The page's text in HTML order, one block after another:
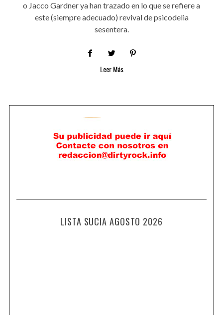
o Jacco Gardner ya han trazado en lo que se refiere a
este (siempre adecuado) revival de psicodelia
sesentera.
Leer Más
LISTA SUCIA AGOSTO 2026